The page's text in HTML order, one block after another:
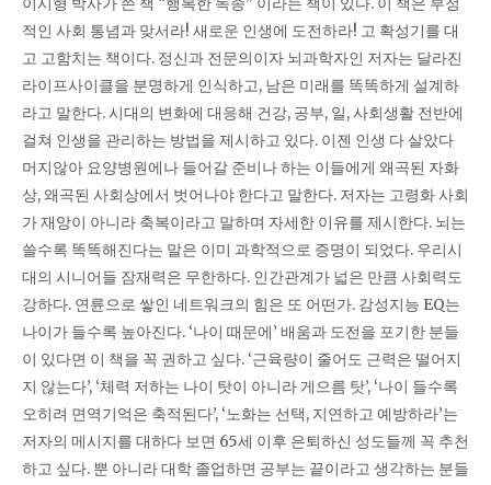
적인 사회 통념과 맞서라! 새로운 인생에 도전하라! 고 확성기를 대
고 고함치는 책이다. 정신과 전문의이자 뇌과학자인 저자는 달라진
라이프사이클을 분명하게 인식하고, 남은 미래를 똑똑하게 설계하
라고 말한다. 시대의 변화에 대응해 건강, 공부, 일, 사회생활 전반에
걸쳐 인생을 관리하는 방법을 제시하고 있다. 이젠 인생 다 살았다
머지않아 요양병원에나 들어갈 준비나 하는 이들에게 왜곡된 자화
상, 왜곡된 사회상에서 벗어나야 한다고 말한다. 저자는 고령화 사회
가 재앙이 아니라 축복이라고 말하며 자세한 이유를 제시한다. 뇌는
쓸수록 똑똑해진다는 말은 이미 과학적으로 증명이 되었다. 우리시
대의 시니어들 잠재력은 무한하다. 인간관계가 넓은 만큼 사회력도
강하다. 연륜으로 쌓인 네트워크의 힘은 또 어떤가. 감성지능 EQ는
나이가 들수록 높아진다. ‘나이 때문에’ 배움과 도전을 포기한 분들
이 있다면 이 책을 꼭 권하고 싶다. ‘근육량이 줄어도 근력은 떨어지
지 않는다’, ‘체력 저하는 나이 탓이 아니라 게으름 탓’, ‘나이 들수록
오히려 면역기억은 축적된다’, ‘노화는 선택, 지연하고 예방하라’는
저자의 메시지를 대하다 보면 65세 이후 은퇴하신 성도들께 꼭 추천
하고 싶다. 뿐 아니라 대학 졸업하면 공부는 끝이라고 생각하는 분들